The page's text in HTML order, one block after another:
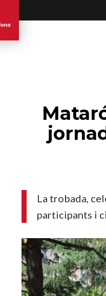
La trobada,
participants i